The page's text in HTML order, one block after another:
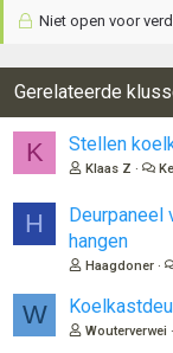
Niet open voor
Gerelateerde
K Stellen
Klaas Z
H
Deurpaneel
hangen
Haagdoner
W
Wouterverwei